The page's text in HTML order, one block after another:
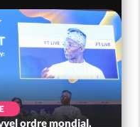
ordre mondial,